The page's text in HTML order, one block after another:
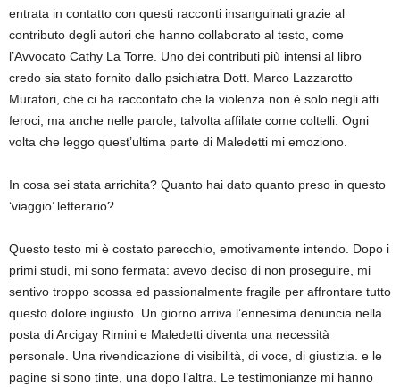
entrata in contatto con questi racconti insanguinati grazie al
contributo degli autori che hanno collaborato al testo, come
l’Avvocato Cathy La Torre. Uno dei contributi più intensi al libro
credo sia stato fornito dallo psichiatra Dott. Marco Lazzarotto
Muratori, che ci ha raccontato che la violenza non è solo negli atti
feroci, ma anche nelle parole, talvolta affilate come coltelli. Ogni
volta che leggo quest’ultima parte di Maledetti mi emoziono.
In cosa sei stata arrichita? Quanto hai dato quanto preso in questo
‘viaggio’ letterario?
Questo testo mi è costato parecchio, emotivamente intendo. Dopo i
primi studi, mi sono fermata: avevo deciso di non proseguire, mi
sentivo troppo scossa ed passionalmente fragile per affrontare tutto
questo dolore ingiusto. Un giorno arriva l’ennesima denuncia nella
posta di Arcigay Rimini e Maledetti diventa una necessità
personale. Una rivendicazione di visibilità, di voce, di giustizia. e le
pagine si sono tinte, una dopo l’altra. Le testimonianze mi hanno